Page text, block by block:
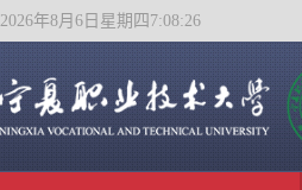
2026年8月6日星期四7:08:27